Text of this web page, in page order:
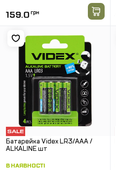
159.0 грн
Батарейка Videx LR3/AAA /
ALKALINE шт
В НАЯВНОСТІ